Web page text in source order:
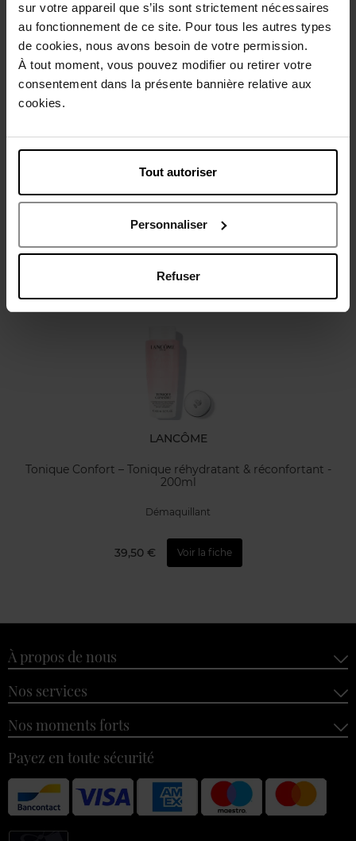
sur votre appareil que s’ils sont strictement nécessaires
au fonctionnement de ce site. Pour tous les autres types
de cookies, nous avons besoin de votre permission.
À tout moment, vous pouvez modifier ou retirer votre
consentement dans la présente bannière relative aux
cookies.
Tout autoriser
Personnaliser
Refuser
Description
Caractéristiques
Avis client
Oublié quelque chose ?
LANCÔME
Tonique Confort – Tonique réhydratant & réconfortant -
200ml
Démaquillant
39,50 € Voir la fiche
À propos de nous
Nos services
Nos moments forts
Payez en toute sécurité